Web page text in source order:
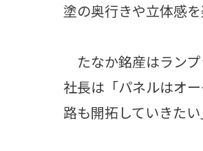
塗の奥行きや立体感を
たなか銘産はラン
社長は「パネルはオ
路も開拓していきたい